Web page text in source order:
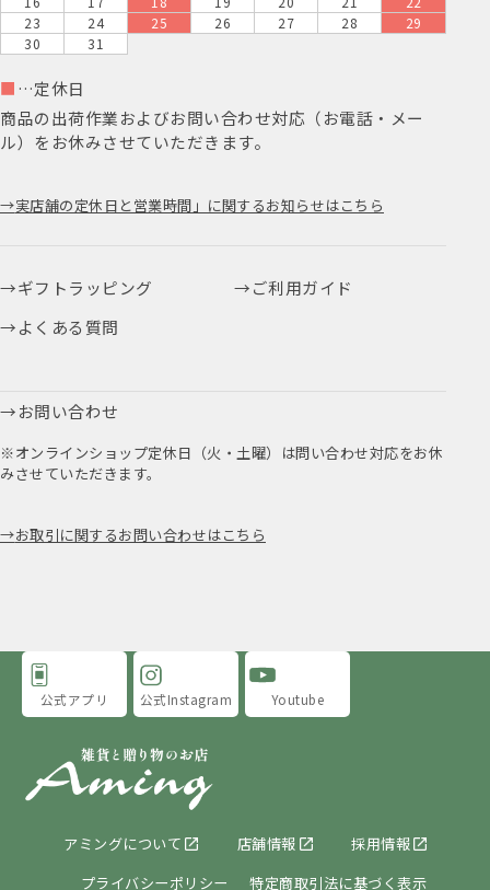
23
24 25 26 27 28
29
30
31
■ …定休日
商品の出荷作業およびお問い合わせ対応（お電話・メー
ル）をお休みさせていただきます。
実店舗の定休日と営業時間」に関するお知らせはこちら
ギフトラッピング
ご利用ガイド
よくある質問
お問い合わせ
※オンラインショップ定休日（火・土曜）は問い合わせ対応をお休
みさせていただきます。
お取引に関するお問い合わせはこちら
アミングについて 店舗情報
採用情報
プライバシーポリシー
特定商取引法に基づく表示
公式アプリ 公式Instagram Youtube